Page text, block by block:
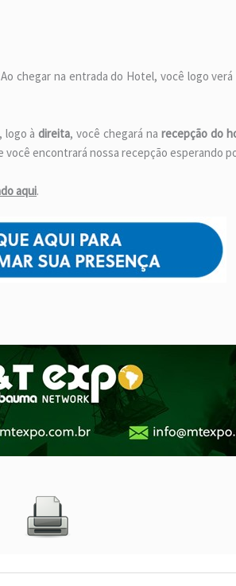
chegar na entrada do Hotel, você logo verá
logo àdireita, você chegará na recepção do
você encontrará nossa recepção esperando
aqui.